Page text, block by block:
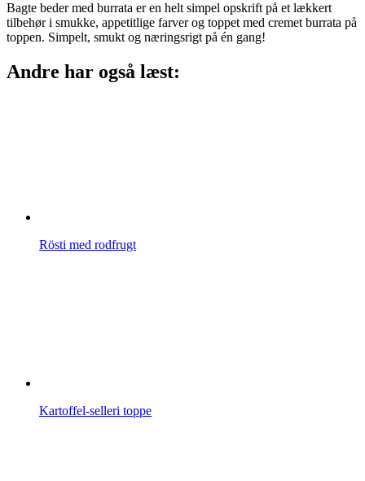
Bagte beder med burrata er en helt simpel opskrift på et lækkert
tilbehør i smukke, appetitlige farver og toppet med cremet burrata på
toppen. Simpelt, smukt og næringsrigt på én gang!
Andre har også læst:
Rösti med rodfrugt
Kartoffel-selleri toppe